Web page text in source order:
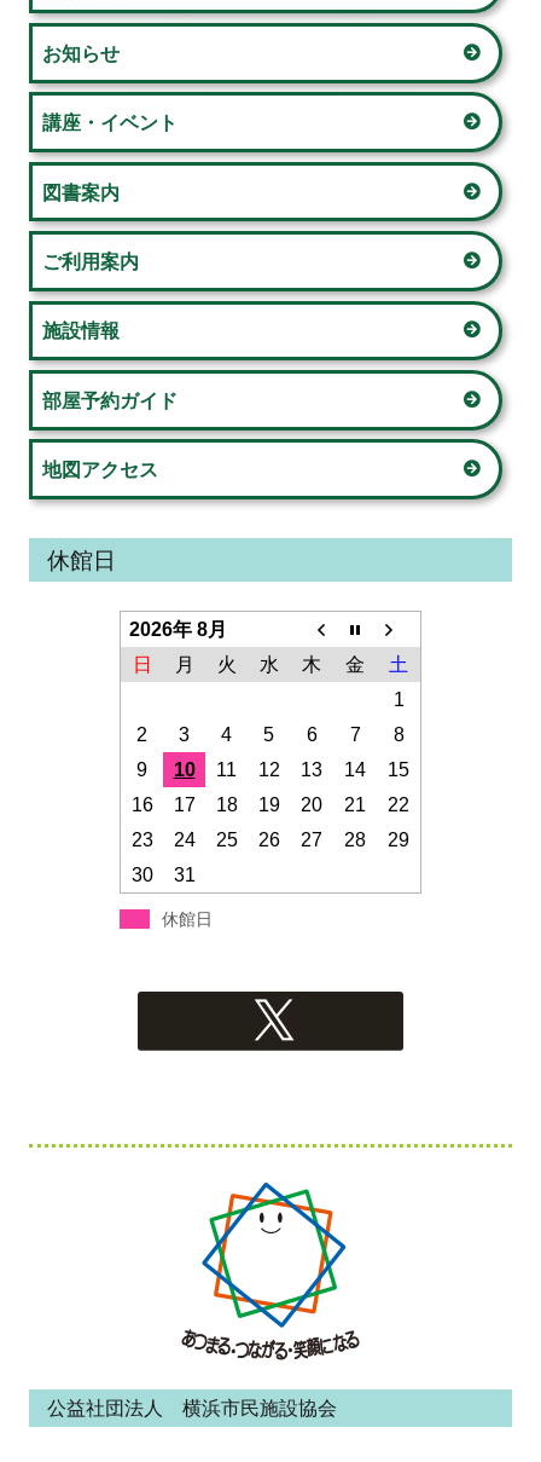
シ
ョ
ン
イ
ン
サ
イ
ド
バ
ー
お知らせ
講座・イベント
図書案内
ご利用案内
施設情報
部屋予約ガイド
地図アクセス
休館日
2026年 8月
日
月 火 水 木 金
土
1
2
3 4 5 6 7
8
9
10 11 12 13 14
15
16
17 18 19 20 21
22
23
24 25 26 27 28
29
30
31
休館日
テ公益社団法人 横浜市民施設協会